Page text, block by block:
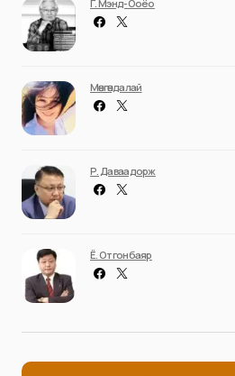
Г. Мэнд-Ооёо
Мөнгөндалай
Р. Даваадорж
Ё. Отгонбаяр